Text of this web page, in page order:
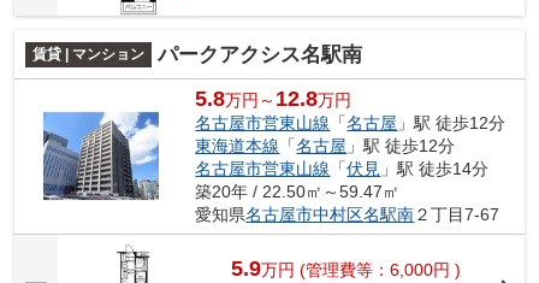
賃貸 | マンション パークアクシス名駅南
5.8万円～ 12.8万円
名古屋市営東山線 「名古屋 」駅 徒歩12分
東海道本線 「名古屋 」駅 徒歩12分
名古屋市営東山線 「伏見 」駅 徒歩14分
築20年 / 22.50㎡～59.47㎡
愛知県名古屋市中村区名駅南２丁目7-67
5.9万円 (管理費等：6,000円 )